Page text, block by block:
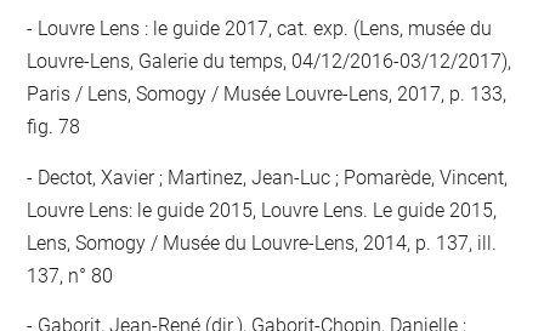
Louvre Lens : le guide 2017, cat. exp. (Lens, musée du
Louvre-Lens, Galerie du temps, 04/12/2016-03/12/2017),
Paris / Lens, Somogy / Musée Louvre-Lens, 2017, p. 133,
fig. 78
Dectot, Xavier ; Martinez, Jean-Luc ; Pomarède, Vincent,
Louvre Lens: le guide 2015, Louvre Lens. Le guide 2015,
Lens, Somogy / Musée du Louvre-Lens, 2014, p. 137, ill.
137, n° 80
Gaborit, Jean-René (dir.), Gaborit-Chopin, Danielle ;